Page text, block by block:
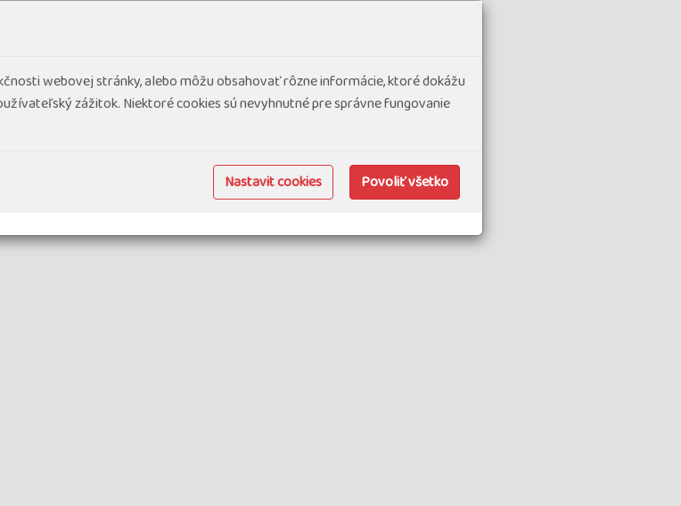
kde se budeme procházet obrovským podzemním
fakultativně prohlídka známého hřebčína. Odpoledne
zpět do hotelu, večeře.
již ze 7. století, prohlídka starých nádherných
bazénu, moře, večeře.
jezdí vláček pro turisty, z kterého shlédneme
odjezd na hotel, večeře.
plavby kolem vyhlášeného mysu s městy PIRAN a
webovej stránky, alebo môžu obsahovať rôzne informácie, ktoré dokážu
zážitok. Niektoré cookies sú nevyhnutné pre správne fungovanie
Nastavit cookies Povoliť všetko